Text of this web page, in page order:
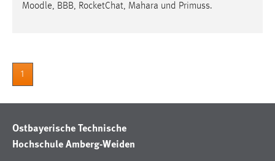
Moodle, BBB, RocketChat, Mahara und Primuss.
1
Ostbayerische Technische
Hochschule Amberg-Weiden
Sprachpräferenz
30 Tage